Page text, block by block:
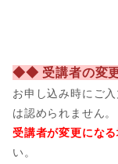
◆◆ 受講者の変
お申し込み時にご
は認められません。
受講者が変更にな
い。